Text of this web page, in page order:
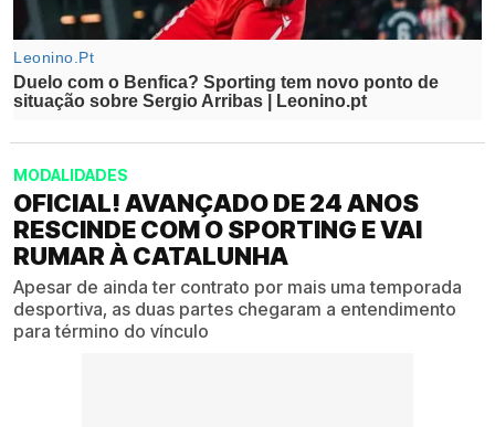
MODALIDADES
OFICIAL! AVANÇADO DE 24 ANOS
RESCINDE COM O SPORTING E VAI
RUMAR À CATALUNHA
Apesar de ainda ter contrato por mais uma temporada
desportiva, as duas partes chegaram a entendimento
para término do vínculo